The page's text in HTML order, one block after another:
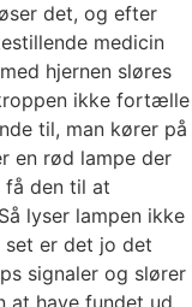
det, og efter
medicin
hjernen sløres
ikke fortælle
til, man kører på
en rød lampe der
den til at
lyser lampen ikke
set er det jo det
signaler og slører